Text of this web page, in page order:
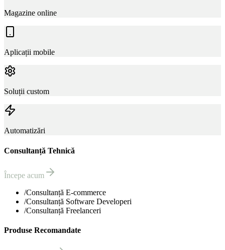
Magazine online
Aplicații mobile
Soluții custom
Automatizări
Consultanță Tehnică
Începe acum
/Consultanță E-commerce
/Consultanță Software Developeri
/Consultanță Freelanceri
Produse Recomandate